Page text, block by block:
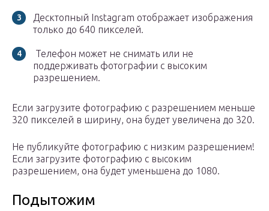
Десктопный Instagram отображает изображения
только до 640 пикселей.
Телефон может не снимать или не
поддерживать фотографии с высоким
разрешением.
Если загрузите фотографию с разрешением меньше
320 пикселей в ширину, она будет увеличена до 320.
Не публикуйте фотографию с низким разрешением!
Если загрузите фотографию с высоким
разрешением, она будет уменьшена до 1080.
Подытожим